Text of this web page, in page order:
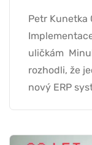
Petr Kunetka
uličkám
rozhodli, že
nový ERP